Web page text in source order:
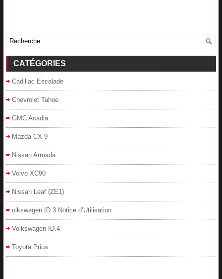
CATÉGORIES
Cadillac Escalade
Chevrolet Tahoe
GMC Acadia
Mazda CX-9
Nissan Armada
Volvo XC90
Nissan Leaf (ZE1)
olkswagen ID.3 Notice d’Utilisation
Volkswagen ID.4
Toyota Prius